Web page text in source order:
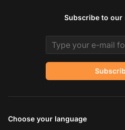
Subscribe to our
Email address
Choose your language